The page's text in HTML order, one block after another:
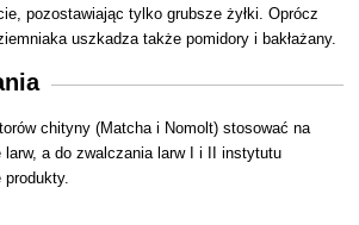
pozostawiając tylko grubsze żyłki. Oprócz
uszkadza także pomidory i bakłażany.
chityny (Matcha i Nomolt) stosować na
larw, a do zwalczania larw I i II instytutu